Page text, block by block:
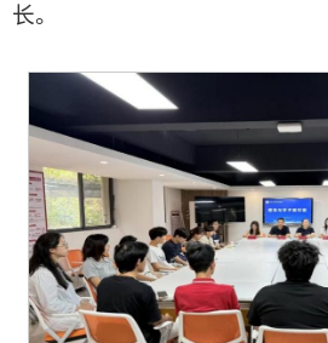
长。